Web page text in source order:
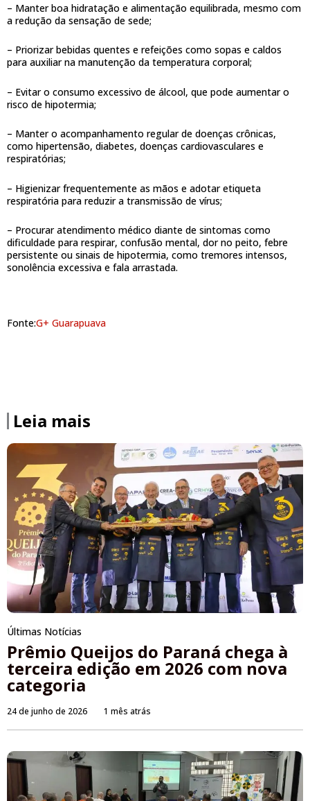
– Manter boa hidratação e alimentação equilibrada, mesmo com
a redução da sensação de sede;
– Priorizar bebidas quentes e refeições como sopas e caldos
para auxiliar na manutenção da temperatura corporal;
– Evitar o consumo excessivo de álcool, que pode aumentar o
risco de hipotermia;
– Manter o acompanhamento regular de doenças crônicas,
como hipertensão, diabetes, doenças cardiovasculares e
respiratórias;
– Higienizar frequentemente as mãos e adotar etiqueta
respiratória para reduzir a transmissão de vírus;
– Procurar atendimento médico diante de sintomas como
dificuldade para respirar, confusão mental, dor no peito, febre
persistente ou sinais de hipotermia, como tremores intensos,
sonolência excessiva e fala arrastada.
Fonte:G+ Guarapuava
Leia mais
Últimas Notícias
Prêmio Queijos do Paraná chega à
terceira edição em 2026 com nova
categoria
24 de junho de 2026 1 mês atrás